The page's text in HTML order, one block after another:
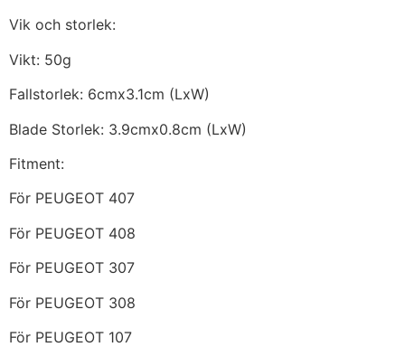
Vik och storlek:
Vikt: 50g
Fallstorlek: 6cmx3.1cm (LxW)
Blade Storlek: 3.9cmx0.8cm (LxW)
Fitment:
För PEUGEOT 407
För PEUGEOT 408
För PEUGEOT 307
För PEUGEOT 308
För PEUGEOT 107